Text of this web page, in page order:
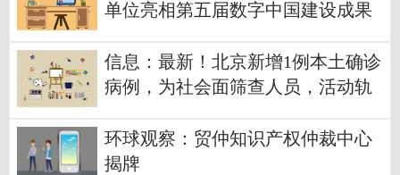
单位亮相第五届数字中国建设成果
信息：最新！北京新增1例本土确诊
病例，为社会面筛查人员，活动轨
环球观察：贸仲知识产权仲裁中心
揭牌